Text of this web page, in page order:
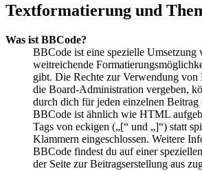
Textformatierung und
Was ist BBCode?
BBCode ist eine spezielle
weitreichende
gibt. Die Rechte zur Verwendung
die Board-Administration vergeben,
durch dich für jeden einzelnen
BBCode ist ähnlich wie HTML
Tags von eckigen („[“ und „]“) statt
Klammern eingeschlossen. Weitere
BBCode findest du auf einer
der Seite zur Beitragserstellung aus